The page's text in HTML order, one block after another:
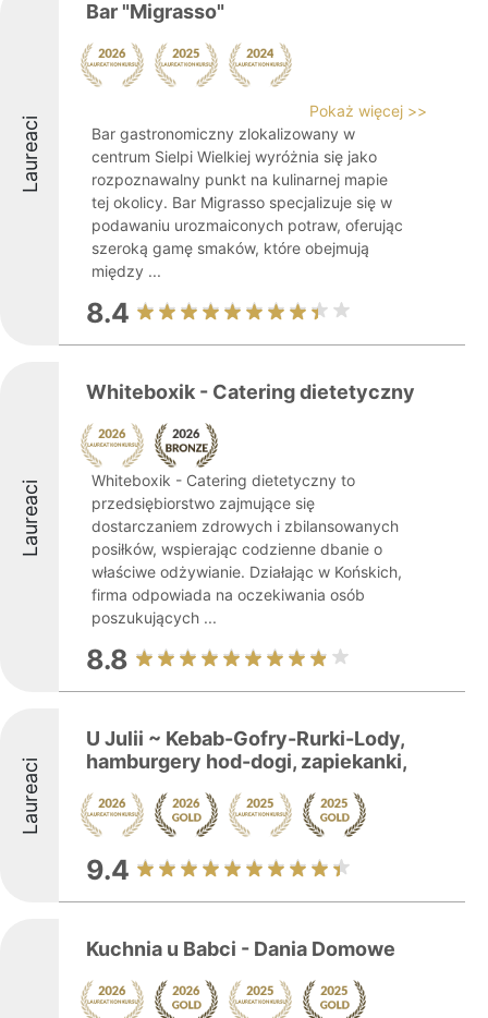
Laureaci
Bar "Migrasso"
Pokaż więcej >>
Bar gastronomiczny zlokalizowany w
centrum Sielpi Wielkiej wyróżnia się jako
rozpoznawalny punkt na kulinarnej mapie
tej okolicy. Bar Migrasso specjalizuje się w
podawaniu urozmaiconych potraw, oferując
szeroką gamę smaków, które obejmują
między ...
8.4
Laureaci
Whiteboxik - Catering dietetyczny
Whiteboxik - Catering dietetyczny to
przedsiębiorstwo zajmujące się
dostarczaniem zdrowych i zbilansowanych
posiłków, wspierając codzienne dbanie o
właściwe odżywianie. Działając w Końskich,
firma odpowiada na oczekiwania osób
poszukujących ...
8.8
Laureaci
U Julii ~ Kebab-Gofry-Rurki-Lody,
hamburgery hod-dogi, zapiekanki,
9.4
Kuchnia u Babci - Dania Domowe